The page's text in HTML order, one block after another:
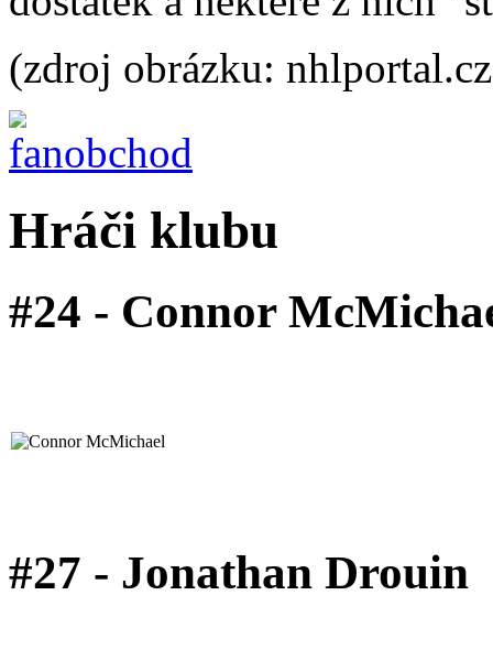
(zdroj obrázku:
Hráči klubu
#24 - Connor
#27 - Jonathan Drouin